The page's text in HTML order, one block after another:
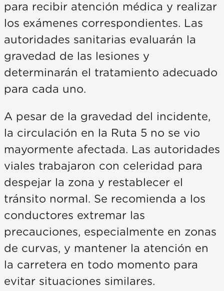
para recibir atención médica y realizar
los exámenes correspondientes. Las
autoridades sanitarias evaluarán la
gravedad de las lesiones y
determinarán el tratamiento adecuado
para cada uno.
A pesar de la gravedad del incidente,
la circulación en la Ruta 5 no se vio
mayormente afectada. Las autoridades
viales trabajaron con celeridad para
despejar la zona y restablecer el
tránsito normal. Se recomienda a los
conductores extremar las
precauciones, especialmente en zonas
de curvas, y mantener la atención en
la carretera en todo momento para
evitar situaciones similares.